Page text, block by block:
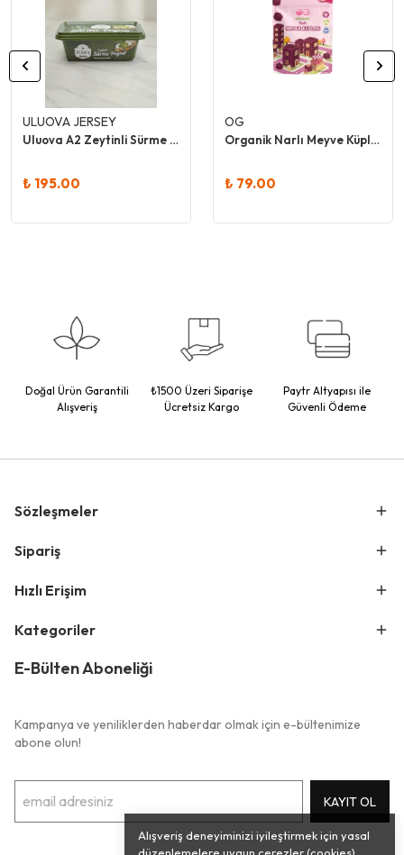
Alışveriş deneyiminizi iyileştirmek için yasal
ULUOVA JERSEY
Uluova A2 Zeytinli Sürme Peynir
₺ 195.00
OG
Organik Narlı Meyve Küpleri 30 Gr
₺ 79.00
Doğal Ürün Garantili
Alışveriş
₺1500 Üzeri Siparişe
Ücretsiz Kargo
Paytr Altyapısı ile
Güvenli Ödeme
Sözleşmeler
Sipariş
Hızlı Erişim
Kategoriler
E-Bülten Aboneliği
Kampanya ve yeniliklerden haberdar olmak için e-bültenimize
abone olun!
KAYIT OL